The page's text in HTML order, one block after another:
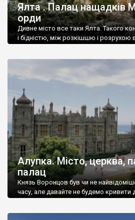
Ялта . Палац нащадків
орди
Дивне місто все таки Ялта. Такого
і бідністю, між розкішшю і розрухою
Алупка. Місто, церква,
палац
Князь Воронцов був чи не
часу, але давайте не будемо